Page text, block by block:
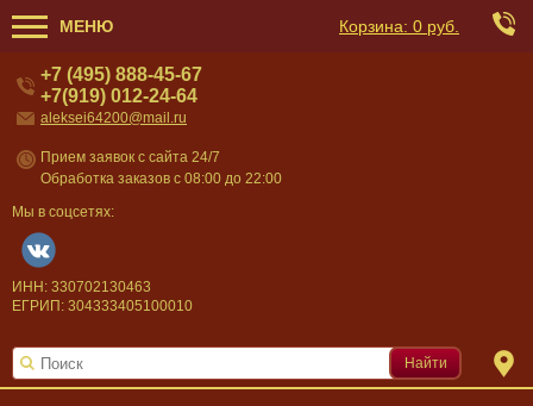
МЕНЮ Корзина: 0 руб.
+7 (495) 888-45-67
+7(919) 012-24-64
aleksei64200@mail.ru
Прием заявок с сайта 24/7
Обработка заказов с 08:00 до 22:00
Мы в соцсетях:
ИНН: 330702130463
ЕГРИП: 304333405100010
Найти